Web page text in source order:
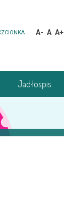
A- A A+
Jadłospis